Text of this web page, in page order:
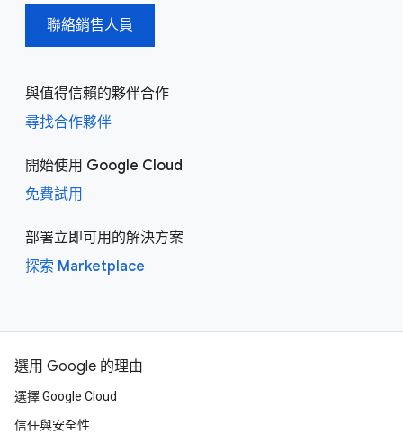
聯絡銷售人員
與值得信賴的夥伴合作
尋找合作夥伴
開始使用 Google Cloud
免費試用
部署立即可用的解決方案
探索 Marketplace
選用 Google 的理由
選擇 Google Cloud
信任與安全性